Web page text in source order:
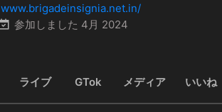
www.brigadeinsignia.net.in/
参加しました 4月 2024
ライブ GTok メディア いいね